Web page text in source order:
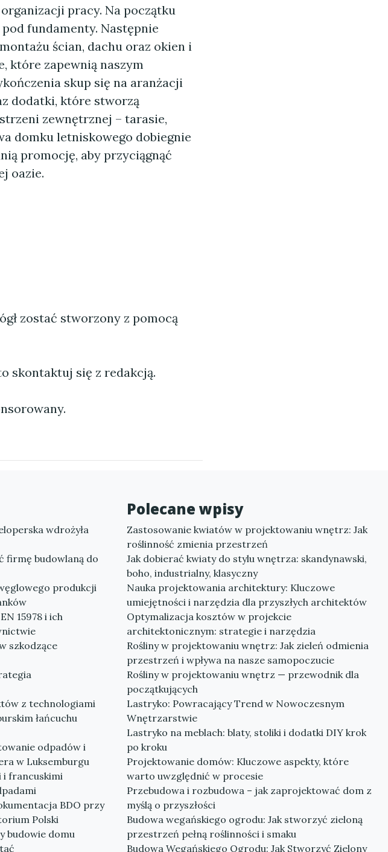
pracy. Na początku
fundamenty. Następnie
ścian, dachu oraz okien i
które zapewnią naszym
skup się na aranżacji
dodatki, które stworzą
zewnętrznej – tarasie,
domku letniskowego dobiegnie
promocję, aby przyciągnąć
oazie.
zostać stworzony z pomocą
skontaktuj się z redakcją.
wdrożyła
firmę budowlaną do
produkcji
15978 i ich
szkodzące
z technologiami
łańcuchu
odpadów i
w Luksemburgu
i francuskimi
BDO przy
Polski
budowie domu
Polecane wpisy
Zastosowanie kwiatów w projektowaniu wnętrz: Jak
roślinność zmienia przestrzeń
Jak dobierać kwiaty do stylu wnętrza: skandynawski,
boho, industrialny, klasyczny
Nauka projektowania architektury: Kluczowe
umiejętności i narzędzia dla przyszłych architektów
Optymalizacja kosztów w projekcie
architektonicznym: strategie i narzędzia
Rośliny w projektowaniu wnętrz: Jak zieleń odmienia
przestrzeń i wpływa na nasze samopoczucie
Rośliny w projektowaniu wnętrz — przewodnik dla
początkujących
Lastryko: Powracający Trend w Nowoczesnym
Wnętrzarstwie
Lastryko na meblach: blaty, stoliki i dodatki DIY krok
po kroku
Projektowanie domów: Kluczowe aspekty, które
warto uwzględnić w procesie
Przebudowa i rozbudowa – jak zaprojektować dom z
myślą o przyszłości
Budowa wegańskiego ogrodu: Jak stworzyć zieloną
przestrzeń pełną roślinności i smaku
Budowa Wegańskiego Ogrodu: Jak Stworzyć Zielony